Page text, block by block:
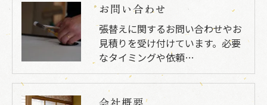
お問い合わせ
張替えに関するお問い合わせやお
見積りを受け付けています。必要
なタイミングや依頼…